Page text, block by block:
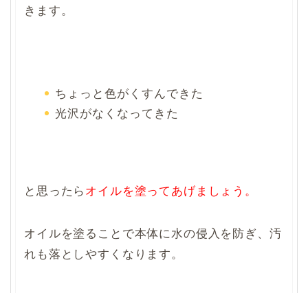
きます。
ちょっと色がくすんできた
光沢がなくなってきた
と思ったら オイルを塗ってあげましょう。
オイルを塗ることで本体に水の侵入を防ぎ、汚
れも落としやすくなります。